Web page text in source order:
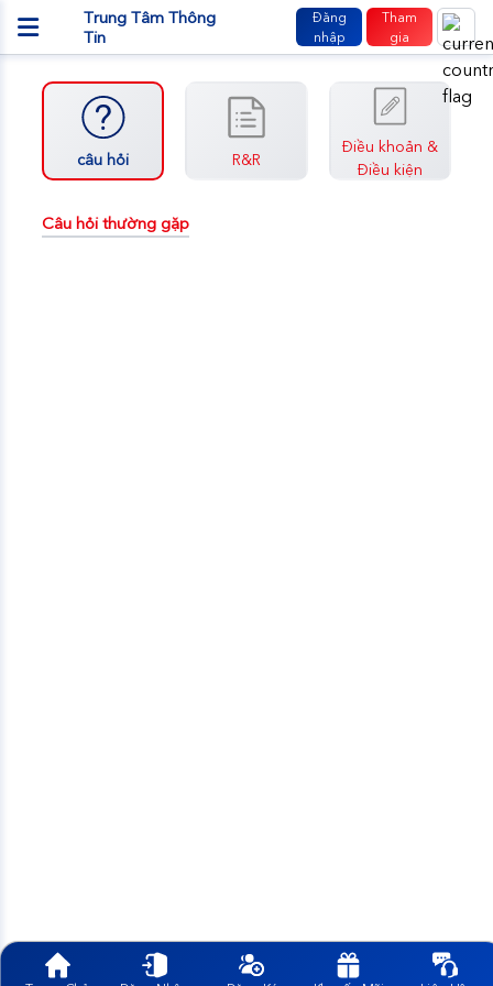
Trung Tâm Thông
Tin
Đăng
nhập
Tham
gia
câu hỏi R&R
Điều khoản &
Điều kiện
Câu hỏi thường gặp